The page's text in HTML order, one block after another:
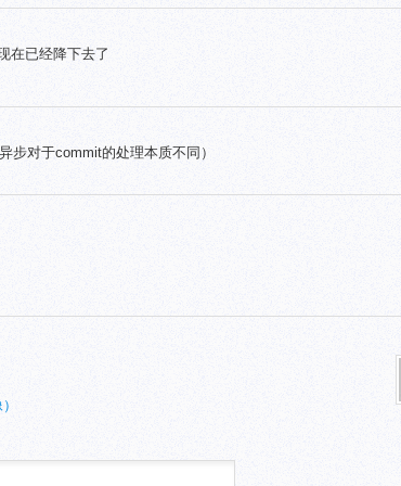
在已经降下去了
步对于commit的处理本质不同）